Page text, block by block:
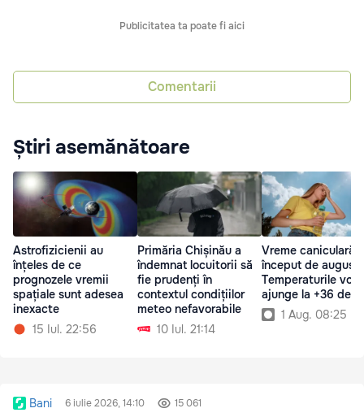
Publicitatea ta poate fi aici
Comentarii
Știri asemănătoare
Astrofizicienii au
înțeles de ce
prognozele vremii
spațiale sunt adesea
inexacte
15 Iul. 22:56
Primăria Chișinău a
îndemnat locuitorii să
fie prudenți în
contextul condițiilor
meteo nefavorabile
10 Iul. 21:14
Vreme caniculară
început de august:
Temperaturile vor
ajunge la +36 de
1 Aug. 08:25
Bani 6 iulie 2026, 14:10 15 061